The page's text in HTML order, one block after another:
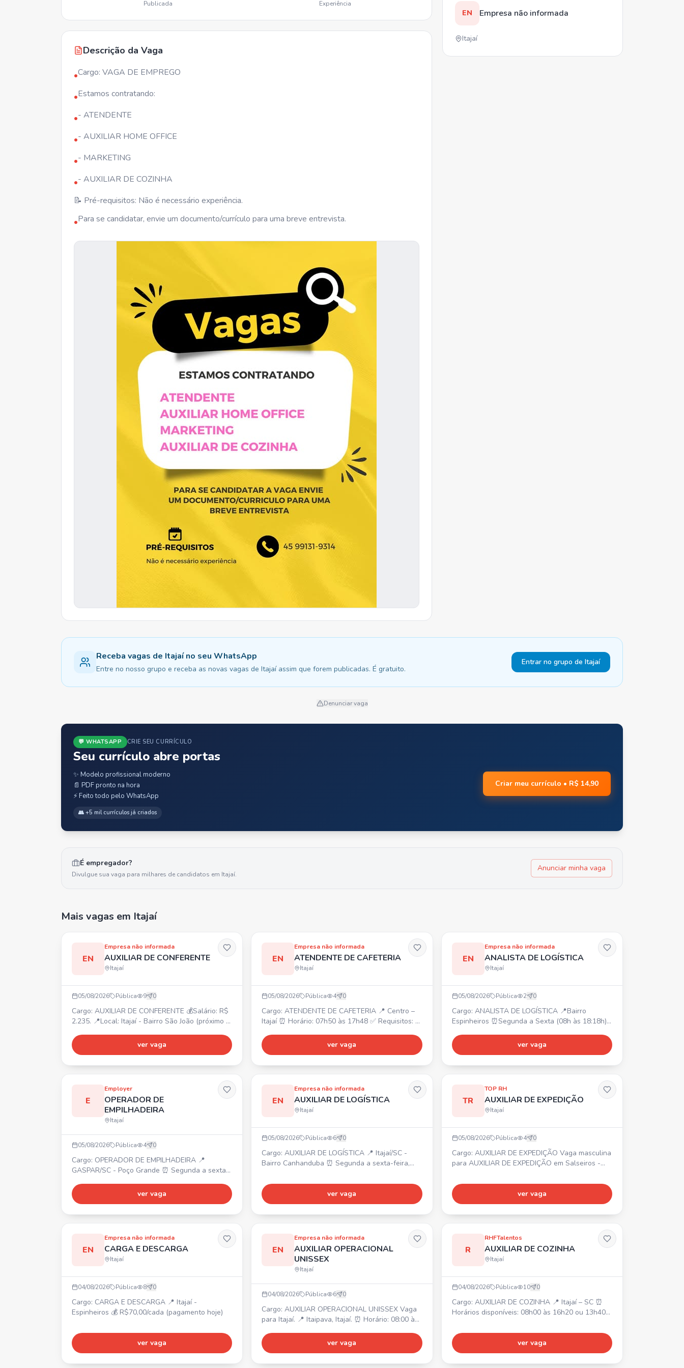
Publicada Experiência
Descrição da Vaga
•Cargo: VAGA DE EMPREGO
•Estamos contratando:
•- ATENDENTE
•- AUXILIAR HOME OFFICE
•- MARKETING
•- AUXILIAR DE COZINHA
📝 Pré-requisitos: Não é necessário experiência.
•Para se candidatar, envie um documento/currículo para uma breve entrevista.
EN Empresa não informada
Itajaí
Receba vagas de Itajaí no seu WhatsApp
Entre no nosso grupo e receba as novas vagas de Itajaí assim que forem publicadas. É gratuito.
Entrar no grupo de Itajaí
Denunciar vaga
💬 WHATSAPP CRIE SEU CURRÍCULO
Seu currículo abre portas
✨ Modelo profissional moderno
📄 PDF pronto na hora
⚡ Feito todo pelo WhatsApp
👥 +5 mil currículos já criados
Criar meu currículo • R$ 14,90
É empregador?
Divulgue sua vaga para milhares de candidatos em Itajaí.
Anunciar minha vaga
Mais vagas em Itajaí
EN
Empresa não informada
AUXILIAR DE CONFERENTE
Itajaí
05/08/2026 Pública 9 0
Cargo: AUXILIAR DE CONFERENTE 💰Salário: R$
2.235. 📍Local: Itajaí - Bairro São João (próximo a
12:00 / 13:30 às 18:00. Sábado: 08:00 às 12:00.
🎁Benefícios: Voucher R$ 200,00 (após
organização de pro
ver vaga
EN
Empresa não informada
ATENDENTE DE CAFETERIA
Itajaí
05/08/2026 Pública 4 0
Cargo: ATENDENTE DE CAFETERIA 📍 Centro –
Itajaí ⏰ Horário: 07h50 às 17h48 ✅ Requisitos: •
Experiência com cafés/barista será um
diferencial.
ver vaga
EN
Empresa não informada
ANALISTA DE LOGÍSTICA
Itajaí
05/08/2026 Pública 2 0
Cargo: ANALISTA DE LOGÍSTICA 📍Bairro
Espinheiros ⏰Segunda a Sexta (08h às 18:18h)
(UNIMED) + Seguro de Vida + Convênio SESC +
Café da Manã Requisitos: Excel
Operacional, Batimentos de Estoque Sistêmico,
Controle
ver vaga
E
Employer
OPERADOR DE
EMPILHADEIRA
Itajaí
05/08/2026 Pública 4 0
Cargo: OPERADOR DE EMPILHADEIRA 📍
GASPAR/SC - Poço Grande ⏰ Segunda a sexta -
Benefícios: VA R$ 220,00, Refeição no local, Vale
transporte. Requisitos: Curso de Empilhadeira.
ver vaga
EN
Empresa não informada
AUXILIAR DE LOGÍSTICA
Itajaí
05/08/2026 Pública 6 0
Cargo: AUXILIAR DE LOGÍSTICA 📍 Itajaí/SC -
Bairro Canhanduba ⏰ Segunda a sexta-feira,
Benefícios: Vale-alimentação e mobilidade no
valor de R$ 55,00 por dia Requisitos: • Ensino
fundamental ou médio completo. • Desejável
experiência na área logística. • Meio de
Atividades: Apoio em operaçõe
ver vaga
TR
TOP RH
AUXILIAR DE EXPEDIÇÃO
Itajaí
05/08/2026 Pública 4 0
Cargo: AUXILIAR DE EXPEDIÇÃO Vaga masculina
para AUXILIAR DE EXPEDIÇÃO em Salseiros -
Conferência de notas fiscais e documentos,
separação de mercadorias. 📋 Requisitos: Ensino
médio incompleto, disponibilidade para atuar no
Salseiros. ⏰ Horário: Segunda a Sexta, das
Benefícios: Refeiçã
ver vaga
EN
Empresa não informada
CARGA E DESCARGA
Itajaí
04/08/2026 Pública 8 0
Cargo: CARGA E DESCARGA 📍 Itajaí -
Espinheiros 💰 R$70,00/cada (pagamento hoje)
ver vaga
EN
Empresa não informada
AUXILIAR OPERACIONAL
UNISSEX
Itajaí
04/08/2026 Pública 6 0
Cargo: AUXILIAR OPERACIONAL UNISSEX Vaga
para Itajaí. 📍 Itaipava, Itajaí. ⏰ Horário: 08:00 às
disponível para moradores de Itajaí.
ver vaga
R
RHFTalentos
AUXILIAR DE COZINHA
Itajaí
04/08/2026 Pública 10 0
Cargo: AUXILIAR DE COZINHA 📍 Itajaí – SC ⏰
Horários disponíveis: 08h00 às 16h20 ou 13h40
Requisitos: Agilidade, Organização,
Responsabilidade. Experiência prévia em cozinha
é um diferencial.
ver vaga